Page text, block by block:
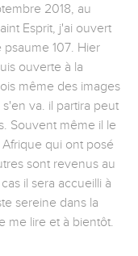
2018, au
Esprit, j'ai ouvert
107. Hier
ouverte à la
même des images
va. il partira peut
Souvent même il le
qui ont posé
sont revenus au
il sera accueilli à
sereine dans la
me lire et à bientôt.